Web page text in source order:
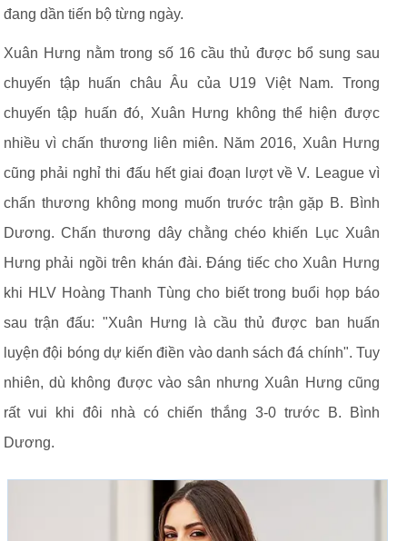
đang dần tiến bộ từng ngày.
Xuân Hưng nằm trong số 16 cầu thủ được bổ sung sau
chuyến tập huấn châu Âu của U19 Việt Nam. Trong
chuyến tập huấn đó, Xuân Hưng không thể hiện được
nhiều vì chấn thương liên miên. Năm 2016, Xuân Hưng
cũng phải nghỉ thi đấu hết giai đoạn lượt về V. League vì
chấn thương không mong muốn trước trận gặp B. Bình
Dương. Chấn thương dây chằng chéo khiến Lục Xuân
Hưng phải ngồi trên khán đài. Đáng tiếc cho Xuân Hưng
khi HLV Hoàng Thanh Tùng cho biết trong buổi họp báo
sau trận đấu: "Xuân Hưng là cầu thủ được ban huấn
luyện đội bóng dự kiến điền vào danh sách đá chính". Tuy
nhiên, dù không được vào sân nhưng Xuân Hưng cũng
rất vui khi đôi nhà có chiến thắng 3-0 trước B. Bình
Dương.